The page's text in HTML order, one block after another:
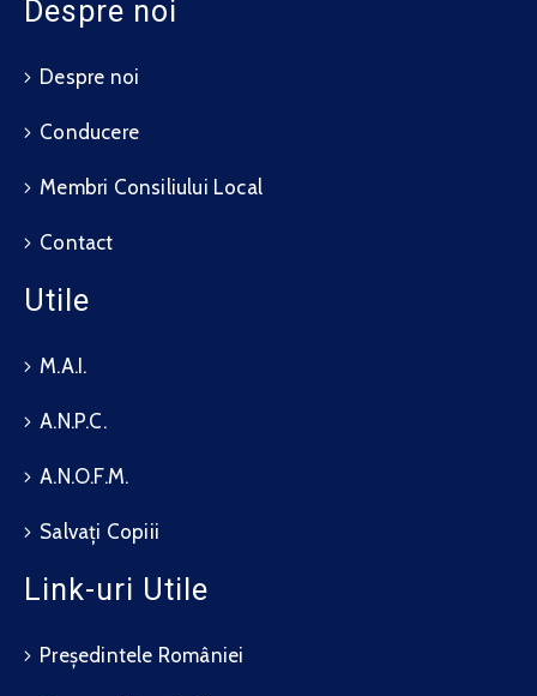
Despre noi
Despre noi
Conducere
Membri Consiliului Local
Contact
Utile
M.A.I.
A.N.P.C.
A.N.O.F.M.
Salvați Copiii
Link-uri Utile
Președintele României